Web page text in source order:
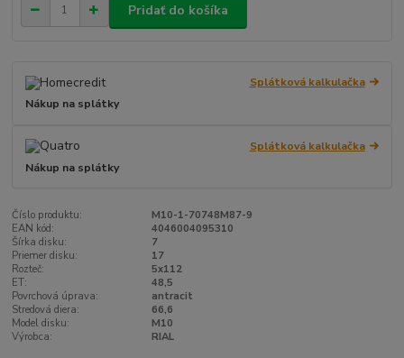
Pridať do košíka
Splátková kalkulačka
Nákup na splátky
Splátková kalkulačka
Nákup na splátky
Číslo produktu:
M10-1-70748M87-9
EAN kód:
4046004095310
Šírka disku:
7
Priemer disku:
17
Rozteč:
5x112
ET:
48,5
Povrchová úprava:
antracit
Stredová diera:
66,6
Model disku:
M10
Výrobca:
RIAL